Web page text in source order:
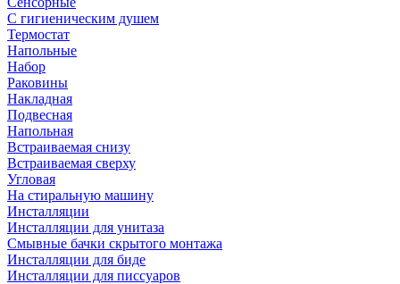
С гигиеническим душем
Термостат
Напольные
Набор
Раковины
Накладная
Подвесная
Напольная
Встраиваемая снизу
Встраиваемая сверху
Угловая
На стиральную машину
Инсталляции
Инсталляции для унитаза
Смывные бачки скрытого монтажа
Инсталляции для биде
Инсталляции для писсуаров